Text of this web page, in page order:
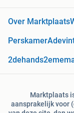
Over Marktplaats
Perskamer
2dehands
Marktplaats
aansprakelijk voor